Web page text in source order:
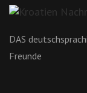
DAS
Freunde